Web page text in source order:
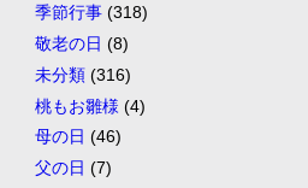
季節行事(318)
敬老の日 (8)
未分類(316)
桃もお雛様 (4)
母の日 (46)
父の日 (7)